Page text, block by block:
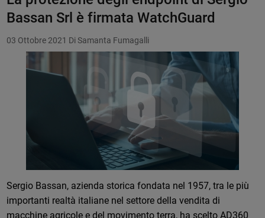
Bassan Srl è firmata WatchGuard
03 Ottobre 2021 Di Samanta Fumagalli
Sergio Bassan, azienda storica fondata nel 1957, tra le più
importanti realtà italiane nel settore della vendita di
macchine agricole e del movimento terra, ha scelto AD360